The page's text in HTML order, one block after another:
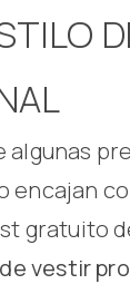
algunas
encajan
gratuito
vestir